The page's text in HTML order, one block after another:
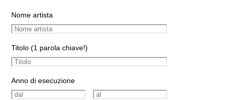
Nome artista
Titolo (1 parola chiave!)
Anno di esecuzione